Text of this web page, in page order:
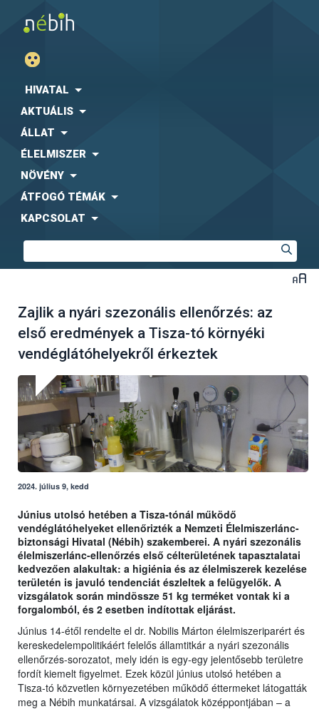
HIVATAL
AKTUÁLIS
ÁLLAT
ÉLELMISZER
NÖVÉNY
ÁTFOGÓ TÉMÁK
KAPCSOLAT
Zajlik a nyári szezonális ellenőrzés: az
első eredmények a Tisza-tó környéki
vendéglátóhelyekről érkeztek
2024. július 9, kedd
Június utolsó hetében a Tisza-tónál működő
vendéglátóhelyeket ellenőrizték a Nemzeti Élelmiszerlánc-
biztonsági Hivatal (Nébih) szakemberei. A nyári szezonális
élelmiszerlánc-ellenőrzés első célterületének tapasztalatai
kedvezően alakultak: a higiénia és az élelmiszerek kezelése
területén is javuló tendenciát észleltek a felügyelők. A
vizsgálatok során mindössze 51 kg terméket vontak ki a
forgalomból, és 2 esetben indítottak eljárást.
Június 14-étől rendelte el dr. Nobilis Márton élelmiszeriparért és
kereskedelempolitikáért felelős államtitkár a nyári szezonális
ellenőrzés-sorozatot, mely idén is egy-egy jelentősebb területre
fordít kiemelt figyelmet. Ezek közül június utolsó hetében a
Tisza-tó közvetlen környezetében működő éttermeket látogatták
meg a Nébih munkatársai. A vizsgálatok középpontjában – a